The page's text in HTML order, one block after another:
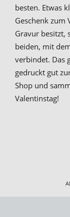
besten. Etwas
Geschenk zum
Gravur besitzt,
beiden, mit
verbindet. Das
gedruckt gut
Shop und
Valentinstag!